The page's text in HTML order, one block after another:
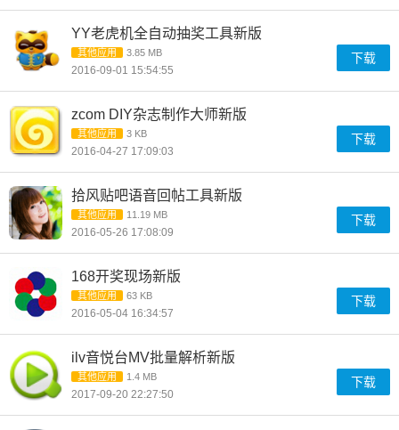
YY老虎机全自动抽奖工具新版
其他应用 3.85 MB
2016-09-01 15:54:55
下载
zcom DIY杂志制作大师新版
其他应用 3 KB
2016-04-27 17:09:03
下载
拾风贴吧语音回帖工具新版
其他应用 11.19 MB
2016-05-26 17:08:09
下载
168开奖现场新版
其他应用 63 KB
2016-05-04 16:34:57
下载
ilv音悦台MV批量解析新版
其他应用 1.4 MB
2017-09-20 22:27:50
下载